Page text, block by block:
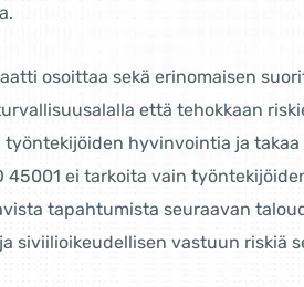
osoittaa sekä erinomaisen
että tehokkaan
työntekijöiden hyvinvointia ja
45001 ei tarkoita vain
tapahtumista seuraavan
siviilioikeudellisen vastuun riskiä